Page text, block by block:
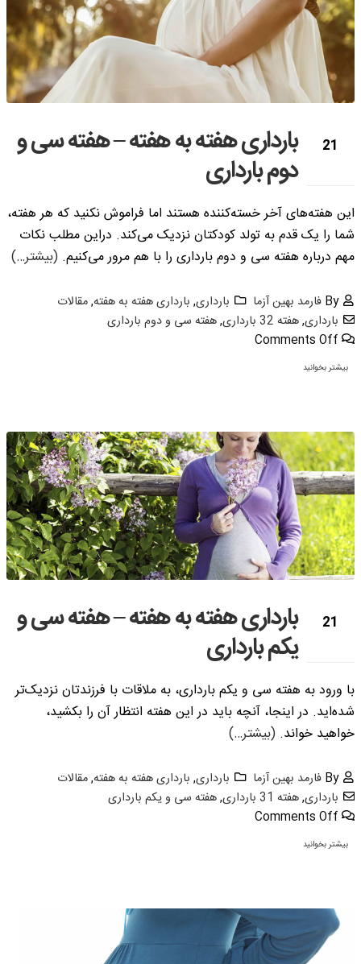
21 بارداری هفته به هفته – هفته سی و
دوم بارداری
این هفته­‌های آخر خسته‌­کننده هستند اما فراموش نکنید که هر هفته،
شما را یک قدم به تولد کودکتان نزدیک می­‌کند. دراین مطلب نکات
مهم درباره هفته سی و دوم بارداری را با هم مرور می‌کنیم. (بیشتر…)
By فارمد بهین آزما بارداری, بارداری هفته به هفته,مقالات
بارداری,هفته 32 بارداری ,هفته سی و دوم بارداری
Comments Off
بیشتر بخوانید
21 بارداری هفته به هفته – هفته سی و
یکم بارداری
با ورود به هفته سی و یکم بارداری، به ملاقات با فرزندتان نزدیک‌­تر
شده‌­اید. در اینجا، آنچه باید در این هفته انتظار آن را بکشید،
خواهید خواند. (بیشتر…)
By فارمد بهین آزما بارداری, بارداری هفته به هفته,مقالات
بارداری,هفته 31 بارداری ,هفته سی و یکم بارداری
Comments Off
بیشتر بخوانید